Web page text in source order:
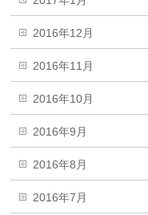
2016年12月
2016年11月
2016年10月
2016年9月
2016年8月
2016年7月